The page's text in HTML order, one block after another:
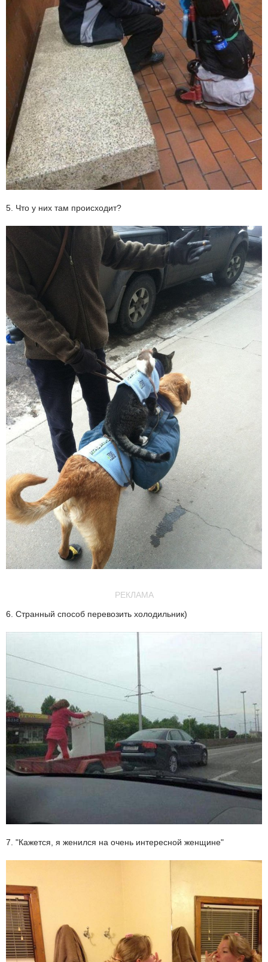
5. Что у них там происходит?
РЕКЛАМА
6. Странный способ перевозить холодильник)
7. "Кажется, я женился на очень интересной женщине"